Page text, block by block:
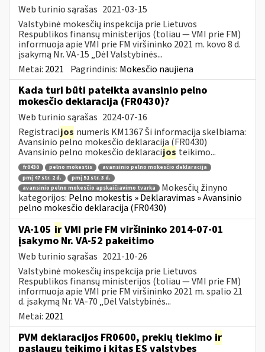
Web turinio sąrašas 2021-03-15
Valstybinė mokesčių inspekcija prie Lietuvos
Respublikos finansų ministerijos (toliau ― VMI prie FM)
informuoja apie VMI prie FM viršininko 2021 m. kovo 8 d.
įsakymą Nr. VA-15 „Dėl Valstybinės...
Metai: 2021 Pagrindinis: Mokesčio naujiena
Kada turi būti pateikta avansinio pelno
mokesčio deklaracija (FR0430)?
Web turinio sąrašas 2024-07-16
Registracijos numeris KM1367 Ši informacija skelbiama:
Avansinio pelno mokesčio deklaracija (FR0430)
Avansinio pelno mokesčio deklaracijos teikimo...
fr0430 pelno mokestis
avansinio pelno mokesčio deklaracija
pmį 47 str. 2 d.
pmį 51 str. 3 d.
avansinio pelno mokesčio apskaičiavimo tvarka
Mokesčių žinyno
kategorijos: Pelno mokestis » Deklaravimas » Avansinio
pelno mokesčio deklaracija (FR0430)
VA-105 ir VMI prie FM viršininko 2014-07-01
įsakymo Nr. VA-52 pakeitimo
Web turinio sąrašas 2021-10-26
Valstybinė mokesčių inspekcija prie Lietuvos
Respublikos finansų ministerijos (toliau ― VMI prie FM)
informuoja apie VMI prie FM viršininko 2021 m. spalio 21
d. įsakymą Nr. VA-70 „Dėl Valstybinės...
Metai: 2021
PVM deklaracijos FR0600, prekių tiekimo ir
paslaugų teikimo į kitas ES valstybes